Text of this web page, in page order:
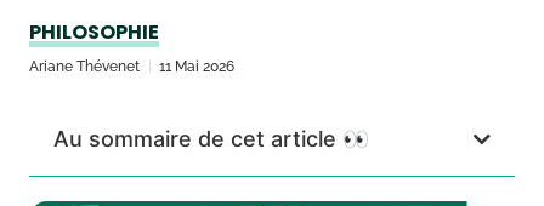
PHILOSOPHIE
Ariane Thévenet 11 Mai 2026
Au sommaire de cet article 👀